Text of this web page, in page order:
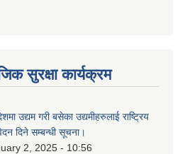
सुरक्षा कार्यक्रम
उद्यम गरी बसेका उद्यमीहरुलाई राष्‍ट्रिय
दिने सम्बन्धी सूचना।
2, 2025 - 10:56